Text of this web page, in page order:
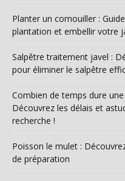
Planter un cornouiller :
plantation et embellir votre
Salpêtre traitement javel :
pour éliminer le salpêtre
Combien de temps dure
Découvrez les délais et
recherche !
Poisson le mulet :
de préparation